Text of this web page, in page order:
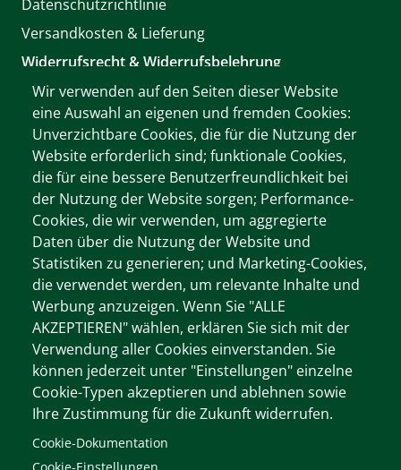
Datenschutzrichtlinie
Versandkosten & Lieferung
Widerrufsrecht & Widerrufsbelehrung
Zahlung
WIR AKZEPTIEREN
Wichtige Informationen
Cookie-Dokumentation
Cookie-Einstellungen
Impressum
Unsere Webseiten
https://www.ooeljv.at
https://www.fragen-zur-jagd.at
Wir verwenden auf den Seiten dieser Website
eine Auswahl an eigenen und fremden Cookies:
Unverzichtbare Cookies, die für die Nutzung der
Website erforderlich sind; funktionale Cookies,
die für eine bessere Benutzerfreundlichkeit bei
der Nutzung der Website sorgen; Performance-
Cookies, die wir verwenden, um aggregierte
Daten über die Nutzung der Website und
Statistiken zu generieren; und Marketing-Cookies,
die verwendet werden, um relevante Inhalte und
Werbung anzuzeigen. Wenn Sie "ALLE
AKZEPTIEREN" wählen, erklären Sie sich mit der
Verwendung aller Cookies einverstanden. Sie
können jederzeit unter "Einstellungen" einzelne
Cookie-Typen akzeptieren und ablehnen sowie
Ihre Zustimmung für die Zukunft widerrufen.
Cookie-Dokumentation